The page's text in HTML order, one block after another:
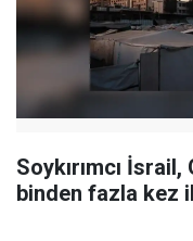
Soykırımcı
binden fazla kez